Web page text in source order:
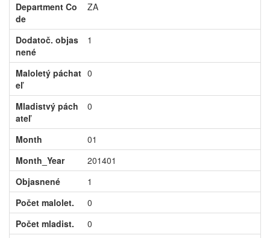
Department Co
de
ZA
Dodatoč. objas
nené
1
Maloletý páchat
eľ
0
Mladistvý pách
ateľ
0
Month
01
Month_Year
201401
Objasnené
1
Počet malolet.
0
Počet mladist.
0